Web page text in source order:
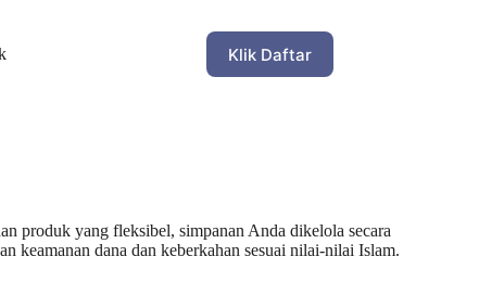
Klik Daftar
produk yang fleksibel, simpanan Anda dikelola secara
keamanan dana dan keberkahan sesuai nilai-nilai Islam.